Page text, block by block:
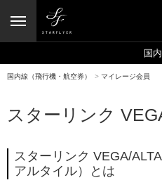
国内線（飛行機・航空券） > マイレージ会員
スターリンク
スターリンク VEGA/
アルタイル）とは
国